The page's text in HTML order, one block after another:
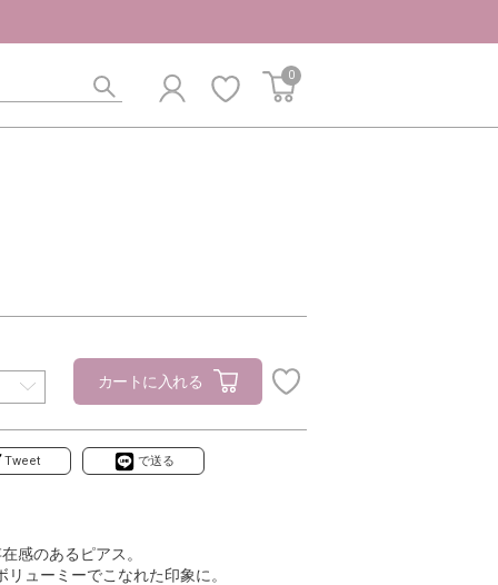
0
カートに入れる
Tweet で送る
感のあるピアス。
ューミーでこなれた印象に。